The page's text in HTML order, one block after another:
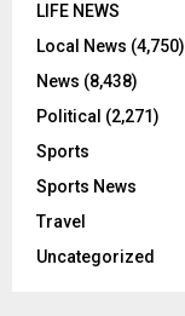
LIFE NEWS
Local News (4,750)
News (8,438)
Political (2,271)
Sports
Sports News
Travel
Uncategorized